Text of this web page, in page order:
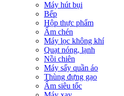
Máy hút bụi
Bếp
Hộp thực phẩm
Ấm chén
Máy lọc không khí
Quạt nóng, lạnh
Nồi chiên
Máy sấy quần áo
Thùng đựng gạo
Ấm siêu tốc